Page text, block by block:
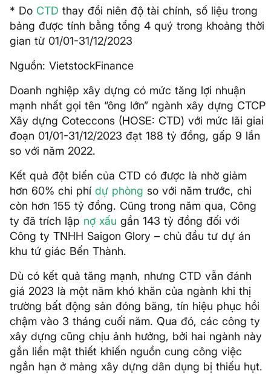
* Do CTD thay đổi niên độ tài chính, số liệu trong
bảng được tính bằng tổng 4 quý trong khoảng thời
gian từ 01/01-31/12/2023
Nguồn: VietstockFinance
Doanh nghiệp xây dựng có mức tăng lợi nhuận
mạnh nhất gọi tên “ông lớn” ngành xây dựng CTCP
Xây dựng Coteccons (HOSE: CTD) với mức lãi giai
đoạn 01/01-31/12/2023 đạt 188 tỷ đồng, gấp 9 lần
so với năm 2022.
Kết quả đột biến của CTD có được là nhờ giảm
hơn 60% chi phí dự phòng so với năm trước, chỉ
còn hơn 155 tỷ đồng. Cũng trong năm qua, Công
ty đã trích lập nợ xấu gần 143 tỷ đồng đối với
Công ty TNHH Saigon Glory – chủ đầu tư dự án
khu tứ giác Bến Thành.
Dù có kết quả tăng mạnh, nhưng CTD vẫn đánh
giá 2023 là một năm khó khăn của ngành khi thị
trường bất động sản đóng băng, tín hiệu phục hồi
chậm vào 3 tháng cuối năm. Qua đó, các công ty
xây dựng cũng chịu ảnh hưởng, bởi hai ngành này
gắn liền mật thiết khiến nguồn cung công việc
ngắn hạn ở mảng xây dựng dân dụng bị thiếu hụt.